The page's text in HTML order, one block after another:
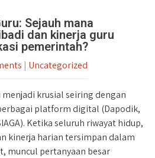
Sejauh mana
dan kinerja guru
pemerintah?
| Uncategorized
krusial seiring dengan
platform digital (Dapodik,
Ketika seluruh riwayat hidup,
kinerja harian tersimpan dalam
muncul pertanyaan besar